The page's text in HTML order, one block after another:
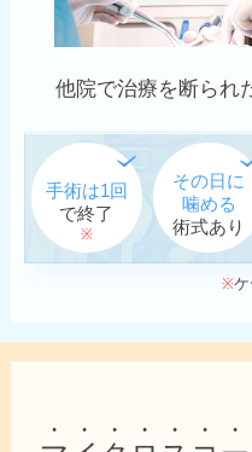
他院で治療を断られ
手術は1回
で終了
※
その日に
噛める
術式あり
※